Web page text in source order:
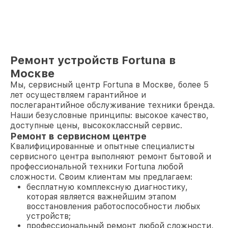
Ремонт устройств Fortuna в
Москве
Мы, сервисный центр Fortuna в Москве, более 5
лет осуществляем гарантийное и
послегарантийное обслуживание техники бренда.
Наши безусловные принципы: высокое качество,
доступные цены, высококлассный сервис.
Ремонт в сервисном центре
Квалифицированные и опытные специалисты
сервисного центра выполняют ремонт бытовой и
профессиональной техники Fortuna любой
сложности. Своим клиентам мы предлагаем:
бесплатную комплексную диагностику,
которая является важнейшим этапом
восстановления работоспособности любых
устройств;
профессиональный ремонт любой сложности,